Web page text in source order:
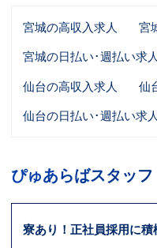
宮城の高収入求人
宮
宮城の日払い･週払い求人
仙台の高収入求人
仙
仙台の日払い･週払い求人
ぴゅあらばスタッ
寮あり！正社員採用に